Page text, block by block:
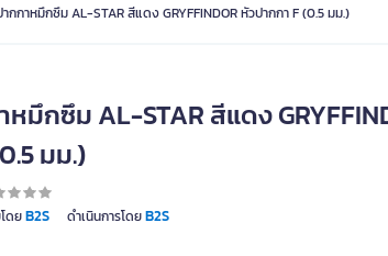
กกาหมึกซึม AL-STAR สีแดง GRYFFINDOR หัวปากกา F (0.5 มม.)
มึกซึม AL-STAR สีแดง
มม.)
ดยB2S ดำเนินการโดยB2S